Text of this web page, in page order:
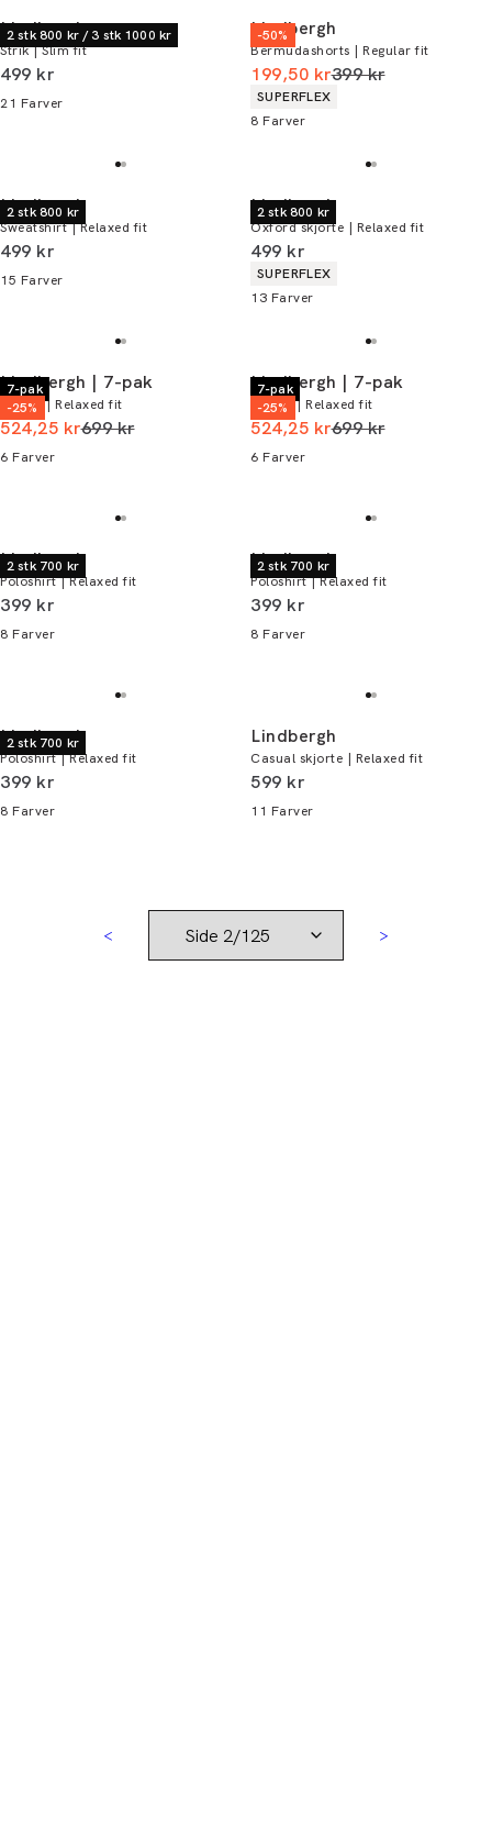
2 stk 800 kr / 3 stk 1000 kr
Lindbergh
Strik | Slim fit
I alt (inkl. rabat)
499 kr
21 Farver
-50%
Lindbergh
Bermudashorts | Regular fit
199,50 krI alt (uden rabat)
399 kr
Produkt egenskaber
SUPERFLEX
8 Farver
2 stk 800 kr
Lindbergh
Sweatshirt | Relaxed fit
I alt (inkl. rabat)
499 kr
15 Farver
2 stk 800 kr
Lindbergh
Oxford skjorte | Relaxed fit
I alt (inkl. rabat)
499 kr
Produkt egenskaber
SUPERFLEX
13 Farver
7-pak
-25%
Lindbergh | 7-pak
T-shirt | Relaxed fit
524,25 krI alt (uden rabat)
699 kr
6 Farver
7-pak
-25%
Lindbergh | 7-pak
T-shirt | Relaxed fit
524,25 krI alt (uden rabat)
699 kr
6 Farver
2 stk 700 kr
Lindbergh
Poloshirt | Relaxed fit
I alt (inkl. rabat)
399 kr
8 Farver
2 stk 700 kr
Lindbergh
Poloshirt | Relaxed fit
I alt (inkl. rabat)
399 kr
8 Farver
2 stk 700 kr
Lindbergh
Poloshirt | Relaxed fit
I alt (inkl. rabat)
399 kr
8 Farver
Lindbergh
Casual skjorte | Relaxed fit
I alt (inkl. rabat)
599 kr
11 Farver